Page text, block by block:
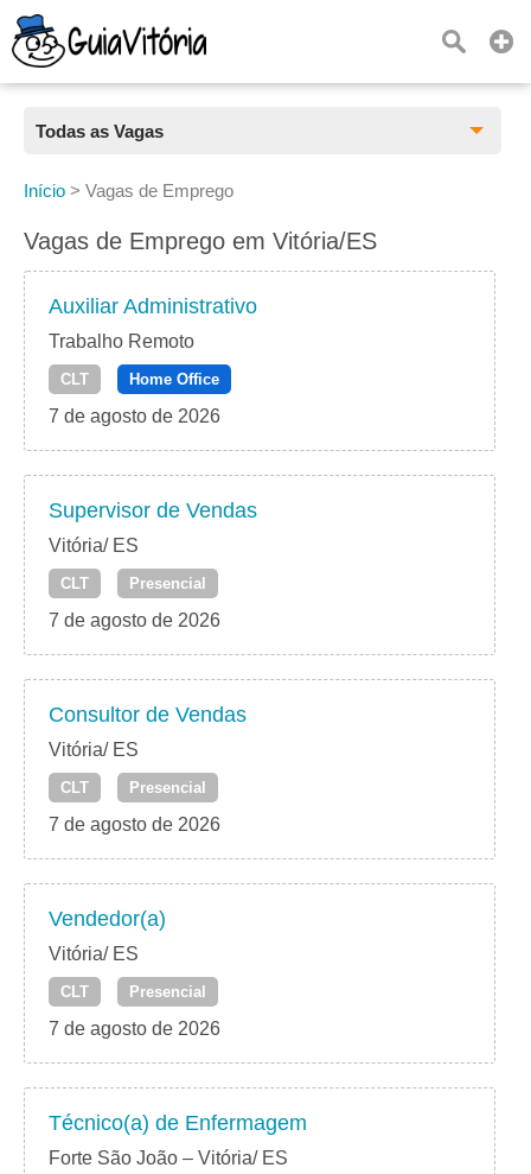
Todas as Vagas
Todas as Vagas
CLT
Freelancer
PJ
Início > Vagas de Emprego
Vagas de Emprego em Vitória/ES
Auxiliar Administrativo
Trabalho Remoto
CLT Home Office
7 de agosto de 2026
Supervisor de Vendas
Vitória/ ES
CLT Presencial
7 de agosto de 2026
Consultor de Vendas
Vitória/ ES
CLT Presencial
7 de agosto de 2026
Vendedor(a)
Vitória/ ES
CLT Presencial
7 de agosto de 2026
Técnico(a) de Enfermagem
Forte São João – Vitória/ ES